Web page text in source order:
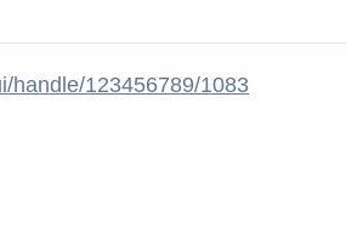
handle/123456789/1083